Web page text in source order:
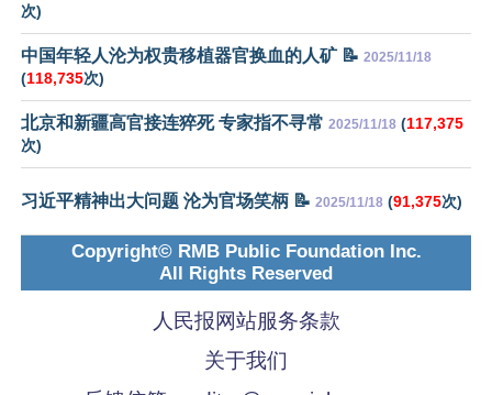
次)
中国年轻人沦为权贵移植器官换血的人矿 📝 2025/11/18
(118,735次)
北京和新疆高官接连猝死 专家指不寻常 2025/11/18 (117,375
次)
习近平精神出大问题 沦为官场笑柄 📝 2025/11/18 (91,375次)
Copyright© RMB Public Foundation Inc.
All Rights Reserved
人民报网站服务条款
关于我们